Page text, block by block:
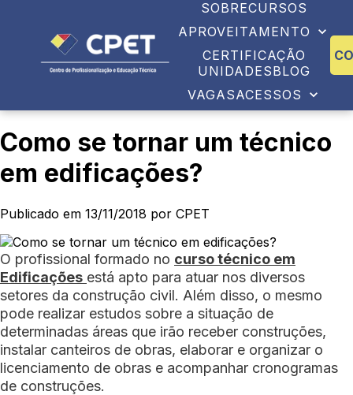
SOBRECURSOS
APROVEITAMENTO
CERTIFICAÇÃO
UNIDADESBLOG
VAGASACESSOS
Como se tornar um técnico
em edificações?
Publicado em 13/11/2018 por CPET
O profissional formado no curso técnico em
Edificações está apto para atuar nos diversos
setores da construção civil. Além disso, o mesmo
pode realizar estudos sobre a situação de
determinadas áreas que irão receber construções,
instalar canteiros de obras, elaborar e organizar o
licenciamento de obras e acompanhar cronogramas
de construções.